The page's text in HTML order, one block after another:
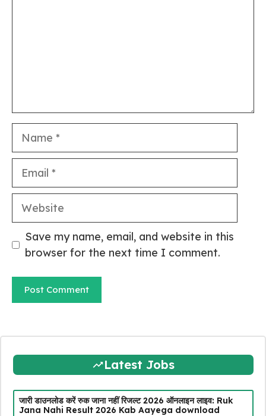
Name
Email
Website
Save my name, email, and website in this
browser for the next time I comment.
Latest Jobs
जारी डाउनलोड करें रुक जाना नहीं रिजल्ट 2026 ऑनलाइन लाइव: Ruk
Jana Nahi Result 2026 Kab Aayega download